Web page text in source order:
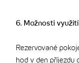
6. Možnosti
Rezervované
hod v den příjezdu